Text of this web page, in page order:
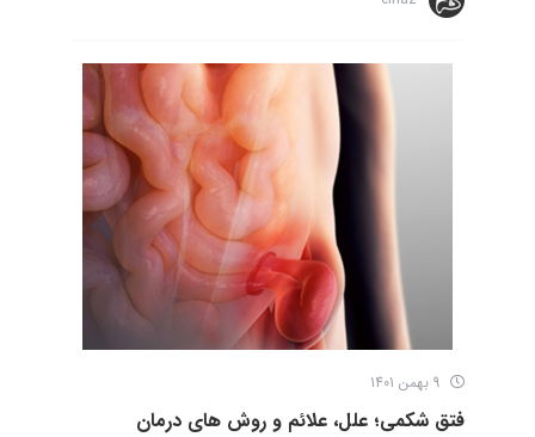
فتق شکمی؛ علل، علائم و روش های درمان